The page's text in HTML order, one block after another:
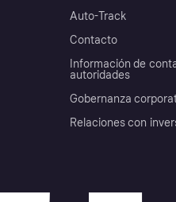
Auto-Track
Contacto
Información de
autoridades
Gobernanza
Relaciones con